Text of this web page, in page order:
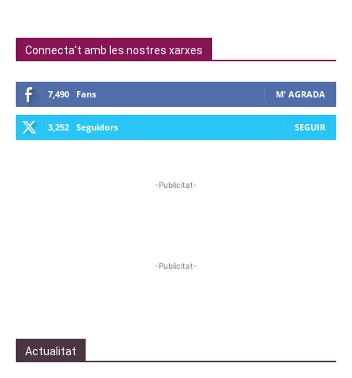
Connecta't amb les nostres xarxes
7,490 Fans M' AGRADA
3,252 Seguidors SEGUIR
-Publicitat-
-Publicitat-
Actualitat